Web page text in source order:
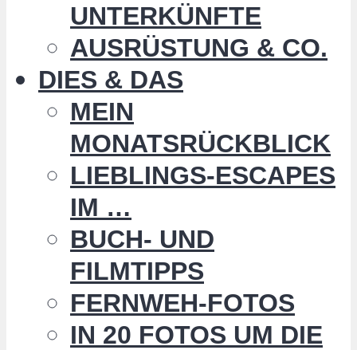
UNTERKÜNFTE
AUSRÜSTUNG & CO.
DIES & DAS
MEIN
MONATSRÜCKBLICK
LIEBLINGS-ESCAPES
IM …
BUCH- UND
FILMTIPPS
FERNWEH-FOTOS
IN 20 FOTOS UM DIE